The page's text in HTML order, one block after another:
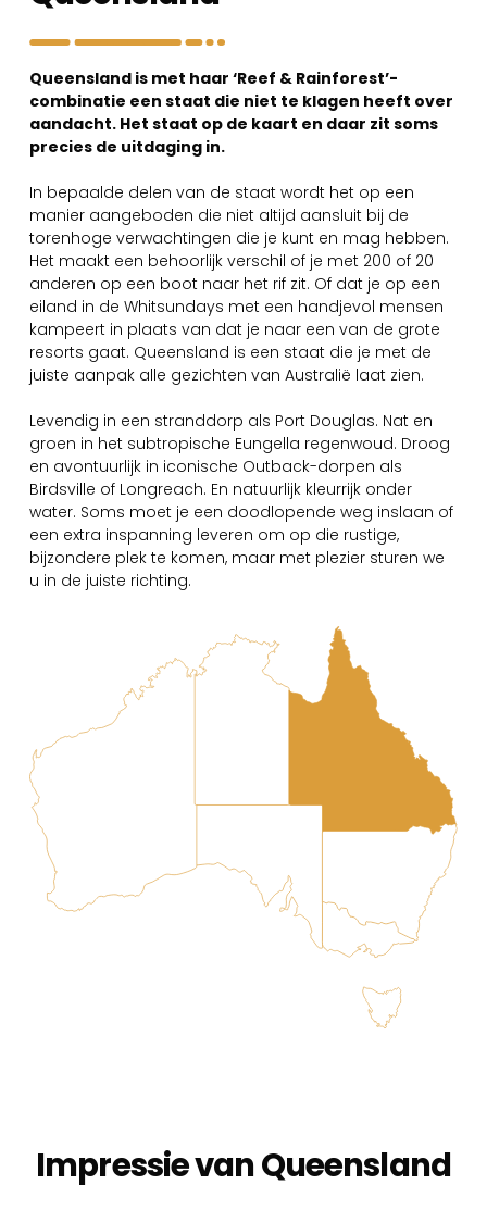
Queensland is met haar ‘Reef & Rainforest’-
combinatie een staat die niet te klagen heeft over
aandacht. Het staat op de kaart en daar zit soms
precies de uitdaging in.
In bepaalde delen van de staat wordt het op een
manier aangeboden die niet altijd aansluit bij de
torenhoge verwachtingen die je kunt en mag hebben.
Het maakt een behoorlijk verschil of je met 200 of 20
anderen op een boot naar het rif zit. Of dat je op een
eiland in de Whitsundays met een handjevol mensen
kampeert in plaats van dat je naar een van de grote
resorts gaat. Queensland is een staat die je met de
juiste aanpak alle gezichten van Australië laat zien.
Levendig in een stranddorp als Port Douglas. Nat en
groen in het subtropische Eungella regenwoud. Droog
en avontuurlijk in iconische Outback-dorpen als
Birdsville of Longreach. En natuurlijk kleurrijk onder
water. Soms moet je een doodlopende weg inslaan of
een extra inspanning leveren om op die rustige,
bijzondere plek te komen, maar met plezier sturen we
u in de juiste richting.
Impressie van Queensland